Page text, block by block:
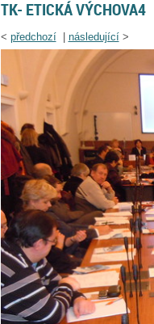
TK- ETICKÁ VÝCHOVA4
< předchozí| následující>